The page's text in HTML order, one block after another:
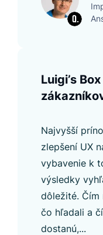
Luigi’s
Najvyšší
zlepšení UX
vybavenie k
výsledky
dôležité. Čím
čo hľadali a
dostanú,...